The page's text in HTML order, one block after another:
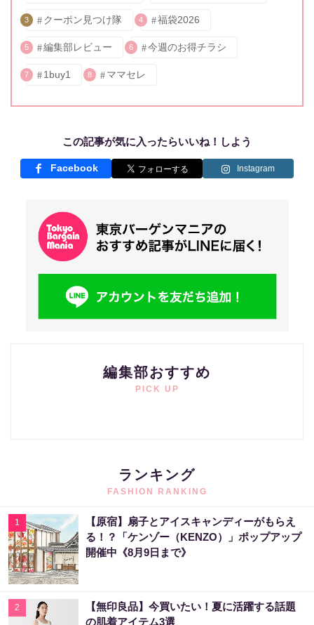
3 クーポン見つけ隊 4 福袋2026
5 編集部レビュー 6 今週のお得チラシ
7 1buy1 8 ママセレ
この記事が気に入ったらいいね！しよう
Facebook Instagram
編集部おすすめ
PICK UP
ランキング
FASHION RANKING
1
【原宿】扇子とアイスキャンディーがもらえ
る！？「ケンゾー（KENZO）」ポップアップ
開催中《8月9日まで》
2
【無印良品】今買いたい！夏に活躍する話題
の肌着アイテム3選